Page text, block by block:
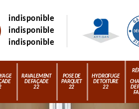
indisponible
indisponible
indisponible
RAVALEMENT
DE FAÇADE
22
POSE DE
PARQUET
22
HYDROFUGE
DE TOITURE
22
DE